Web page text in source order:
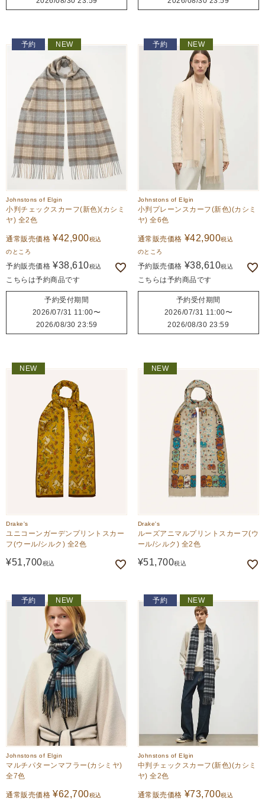
予約 NEW
Johnstons of Elgin
小判チェックスカーフ(新色)(カシミ
ヤ) 全2色
通常販売価格 ¥42,900税込
のところ
予約販売価格 ¥38,610税込
こちらは予約商品です
予約受付期間
2026/07/31 11:00〜
2026/08/30 23:59
予約 NEW
Johnstons of Elgin
小判プレーンスカーフ(新色)(カシミ
ヤ) 全6色
通常販売価格 ¥42,900税込
のところ
予約販売価格 ¥38,610税込
こちらは予約商品です
予約受付期間
2026/07/31 11:00〜
2026/08/30 23:59
NEW
Drake's
ユニコーンガーデンプリントスカー
フ(ウール/シルク) 全2色
¥51,700税込
NEW
Drake's
ルーズアニマルプリントスカーフ(ウ
ール/シルク) 全2色
¥51,700税込
予約 NEW
Johnstons of Elgin
マルチパターンマフラー(カシミヤ)
全7色
通常販売価格 ¥62,700税込
予約 NEW
Johnstons of Elgin
中判チェックスカーフ(新色)(カシミ
ヤ) 全2色
通常販売価格 ¥73,700税込